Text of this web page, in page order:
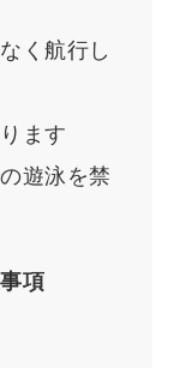
く航行し
ます
遊泳を禁
項